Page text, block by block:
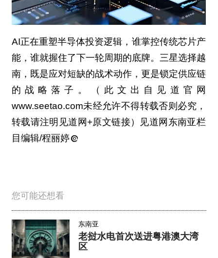
AI正在重塑半导体投资逻辑，谁掌控传统芯片产
能，谁就握住了下一轮周期的底牌。三星选择越
南，既是应对短缺的战术动作，更是锁定供应链
的战略落子。（此文出自见道官网
www.seetao.com未经允许不得转载否则必究，
转载请注明见道网+原文链接）见道网东南亚栏
目编辑/程丽婷
您可能还想看
东南亚
老挝水电首次送进粤港澳大湾
区